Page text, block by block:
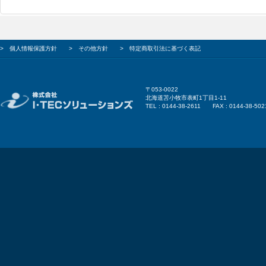
> 個人情報保護方針 > その他方針 > 特定商取引法に基づく表記
〒053-0022
北海道苫小牧市表町1丁目1-11
TEL : 0144-38-2611 FAX : 0144-38-